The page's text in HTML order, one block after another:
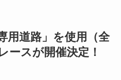
用道路」を使用（全
ースが開催決定！